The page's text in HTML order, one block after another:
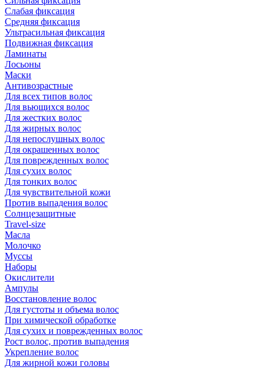
Слабая фиксация
Средняя фиксация
Ультрасильная фиксация
Подвижная фиксация
Ламинаты
Лосьоны
Маски
Антивозрастные
Для всех типов волос
Для вьющихся волос
Для жестких волос
Для жирных волос
Для непослушных волос
Для окрашенных волос
Для поврежденных волос
Для сухих волос
Для тонких волос
Для чувствительной кожи
Против выпадения волос
Солнцезащитные
Travel-size
Масла
Молочко
Муссы
Наборы
Окислители
Ампулы
Восстановление волос
Для густоты и объема волос
При химической обработке
Для сухих и поврежденных волос
Рост волос, против выпадения
Укрепление волос
Для жирной кожи головы